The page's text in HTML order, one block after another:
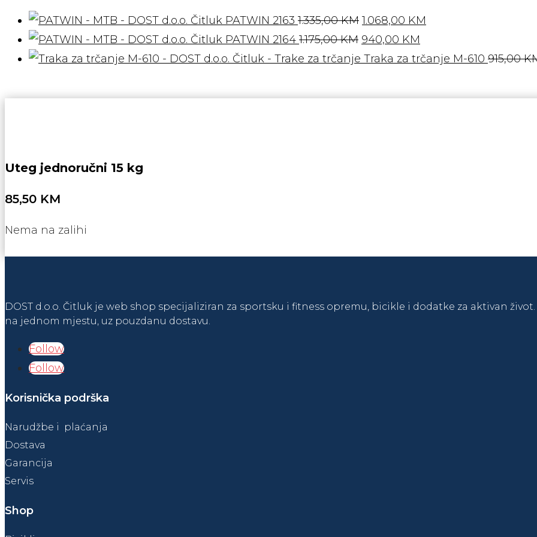
PATWIN 2163 1.335,00KM Izvorna
cijena
bila
1.335,00 KM.
1.068,00 KM
je:
PATWIN 2164 1.175,00KM Izvorna
cijena
je:
940,00 KM
cijena
940,00 KM.
Traka za trčanje M-610 915,00
Uteg jednoručni 15 kg
85,50 KM
Nema na zalihi
DOST d.o.o. Čitluk je web shop specijaliziran za sportsku i fitness opremu, bicikle i dodatke za aktivan
na jednom mjestu, uz pouzdanu dostavu.
Follow
Follow
Korisnička podrška
Narudžbe i plaćanja
Dostava
Garancija
Servis
Shop